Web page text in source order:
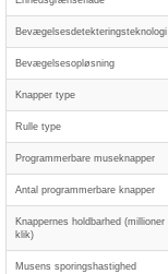
Bevægelsesdetekteringsteknologi
Bevægelsesopløsning
Knapper type
Rulle type
Programmerbare museknapper
Antal programmerbare knapper
Knappernes holdbarhed (millioner
klik)
Musens sporingshastighed